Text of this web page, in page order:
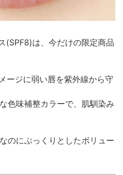
(SPF8)は、今だけの限定商品
ージに弱い唇を紫外線から守
色味補整カラーで、肌馴染み
のにぷっくりとしたボリュー